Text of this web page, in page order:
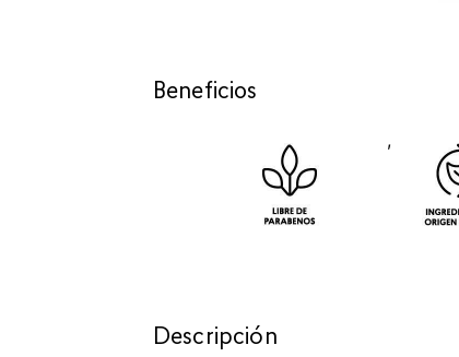
Beneficios
,
Descripción